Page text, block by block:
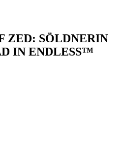
ZED: SÖLDNERIN
IN ENDLESS™